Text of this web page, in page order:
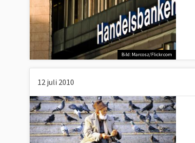
Bild: Marcosz/Flickr.com
12 juli 2010